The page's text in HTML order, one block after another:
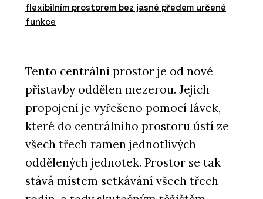
flexibilním prostorem bez jasné předem určené
funkce
Tento centrální prostor je od nové
přístavby oddělen mezerou. Jejich
propojení je vyřešeno pomocí lávek,
které do centrálního prostoru ústí ze
všech třech ramen jednotlivých
oddělených jednotek. Prostor se tak
stává místem setkávání všech třech